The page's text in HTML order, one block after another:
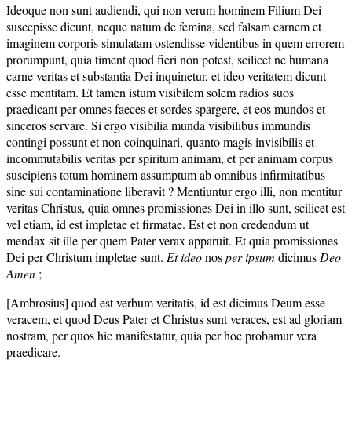
Ideoque non sunt audiendi, qui non verum hominem Filium Dei
suscepisse dicunt, neque natum de femina, sed falsam carnem et
imaginem corporis simulatam ostendisse videntibus in quem errorem
prorumpunt, quia timent quod fieri non potest, scilicet ne humana
carne veritas et substantia Dei inquinetur, et ideo veritatem dicunt
esse mentitam. Et tamen istum visibilem solem radios suos
praedicant per omnes faeces et sordes spargere, et eos mundos et
sinceros servare. Si ergo visibilia munda visibilibus immundis
contingi possunt et non coinquinari, quanto magis invisibilis et
incommutabilis veritas per spiritum animam, et per animam corpus
suscipiens totum hominem assumptum ab omnibus infirmitatibus
sine sui contaminatione liberavit ? Mentiuntur ergo illi, non mentitur
veritas Christus, quia omnes promissiones Dei in illo sunt, scilicet est
vel etiam, id est impletae et firmatae. Est et non credendum ut
mendax sit ille per quem Pater verax apparuit. Et quia promissiones
Dei per Christum impletae sunt. Et ideonosper ipsum dicimus Deo
Amen ;
[Ambrosius] quod est verbum veritatis, id est dicimus Deum esse
veracem, et quod Deus Pater et Christus sunt veraces, est ad gloriam
nostram, per quos hic manifestatur, quia per hoc probamur vera
praedicare.